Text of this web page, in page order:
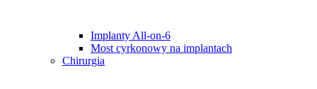
Implanty All-on-6
Most cyrkonowy na implantach
Chirurgia